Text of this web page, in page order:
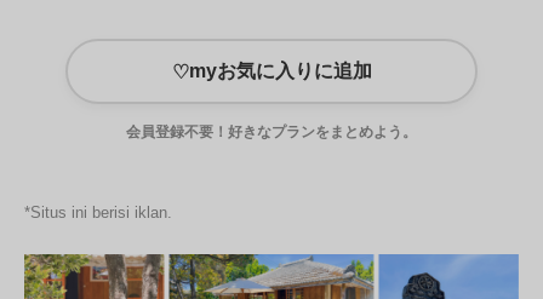
♡myお気に入りに追加
会員登録不要！好きなプランをまとめよう。
*Situs ini berisi iklan.